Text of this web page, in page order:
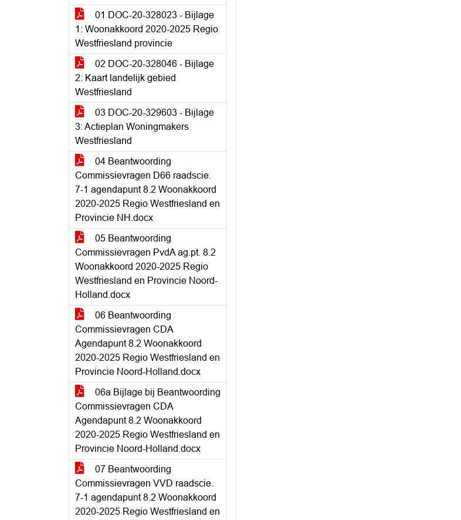
01 DOC-20-328023 - Bijlage
1: Woonakkoord 2020-2025 Regio
Westfriesland provincie
02 DOC-20-328046 - Bijlage
2: Kaart landelijk gebied
Westfriesland
03 DOC-20-329603 - Bijlage
3: Actieplan Woningmakers
Westfriesland
04 Beantwoording
Commissievragen D66 raadscie.
7-1 agendapunt 8.2 Woonakkoord
2020-2025 Regio Westfriesland en
Provincie NH.docx
05 Beantwoording
Commissievragen PvdA ag.pt. 8.2
Woonakkoord 2020-2025 Regio
Westfriesland en Provincie Noord-
Holland.docx
06 Beantwoording
Commissievragen CDA
Agendapunt 8.2 Woonakkoord
2020-2025 Regio Westfriesland en
Provincie Noord-Holland.docx
06a Bijlage bij Beantwoording
Commissievragen CDA
Agendapunt 8.2 Woonakkoord
2020-2025 Regio Westfriesland en
Provincie Noord-Holland.docx
07 Beantwoording
Commissievragen VVD raadscie.
7-1 agendapunt 8.2 Woonakkoord
2020-2025 Regio Westfriesland en